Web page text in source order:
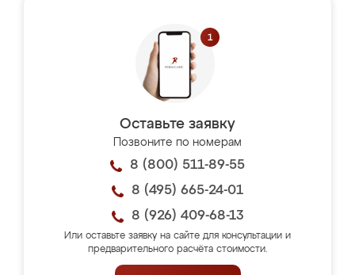
Оставьте заявку
Позвоните по номерам
8 (800) 511-89-55
8 (495) 665-24-01
8 (926) 409-68-13
Или оставьте заявку на сайте для консультации и
предварительного расчёта стоимости.